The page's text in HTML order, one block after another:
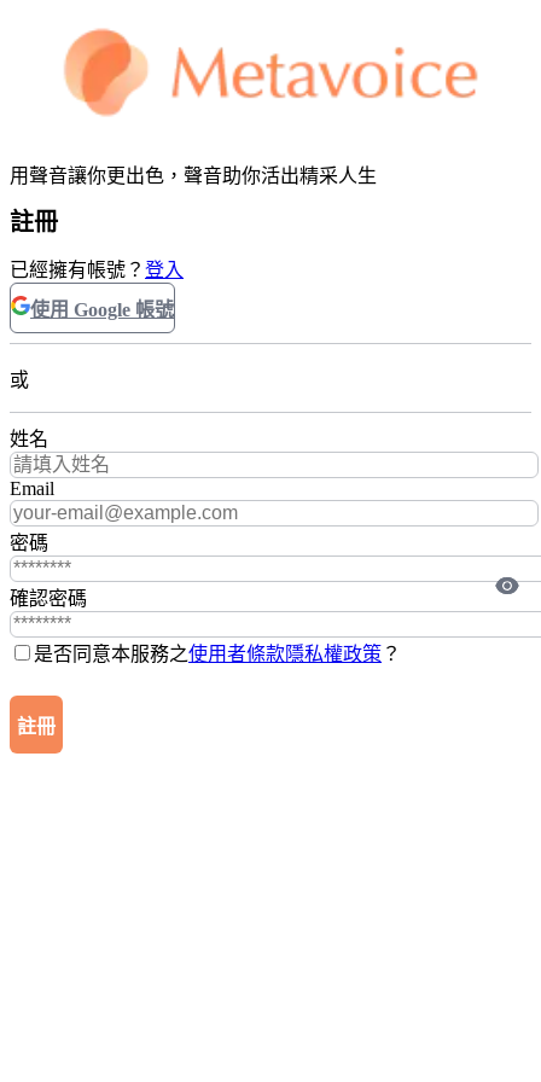
用聲音讓你更出色，聲音助你活出精采人生
註冊
已經擁有帳號？ 登入
使用 Google 帳號
或
姓名
Email
密碼
確認密碼
是否同意本服務之使用者條款隱私權政策 ？
註冊